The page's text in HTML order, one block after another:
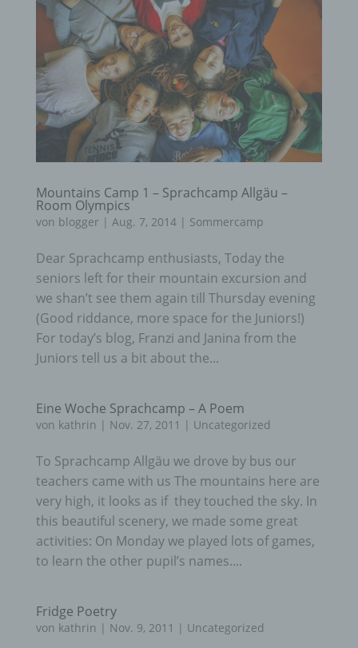
Mountains Camp 1 – Sprachcamp Allgäu –
Room Olympics
von blogger | Aug. 7, 2014| Sommercamp
Dear Sprachcamp enthusiasts, Today the
seniors left for their mountain excursion and
we shan’t see them again till Thursday evening
(Good riddance, more space for the Juniors!)
For today’s blog, Franzi and Janina from the
Juniors tell us a bit about the...
Eine Woche Sprachcamp – A Poem
von kathrin | Nov. 27, 2011 | Uncategorized
To Sprachcamp Allgäu we drove by bus our
teachers came with us The mountains here are
very high, it looks as if they touched the sky. In
this beautiful scenery, we made some great
activities: On Monday we played lots of games,
to learn the other pupil’s names....
Fridge Poetry
von kathrin | Nov. 9, 2011 | Uncategorized